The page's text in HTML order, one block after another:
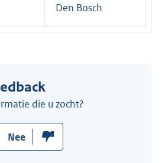
Den Bosch
die u zocht?
Nee